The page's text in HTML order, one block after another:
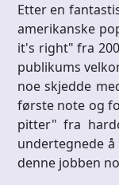
Etter en
amerikanske
it's right" fra
publikums
noe skjedde
første note og
pitter" fra
undertegnede
denne jobben